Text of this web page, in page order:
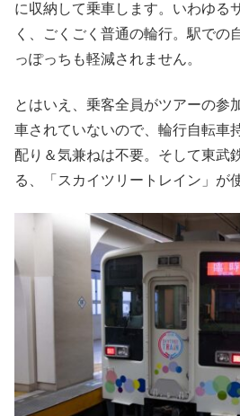
に収納して乗車します。いわゆる
く、ごくごく普通の輪行。駅での
っぽっちも軽減されません。
とはいえ、乗客全員がツアーの参
車されていないので、輪行自転車
配り＆気兼ねは不要。そして東武
る、「スカイツリートレイン」が